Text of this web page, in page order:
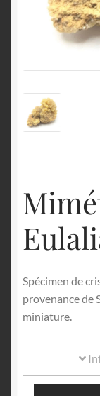
Spécimen de
provenance de
miniature.